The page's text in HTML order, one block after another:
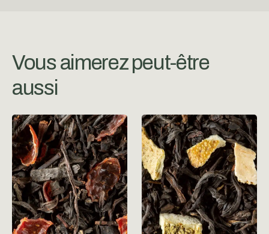
Vous aimerez peut-être
aussi